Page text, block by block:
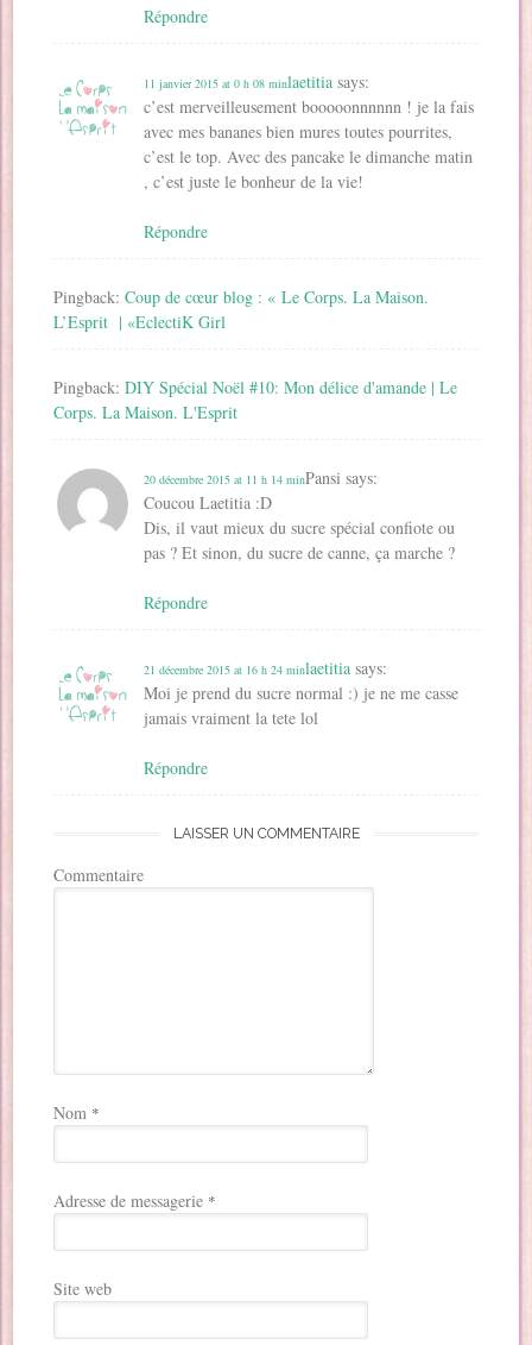
Répondre
laetitia says:
11 janvier 2015 at 0 h 08 min
c’est merveilleusement booooonnnnnn ! je la fais
avec mes bananes bien mures toutes pourrites,
c’est le top. Avec des pancake le dimanche matin
, c’est juste le bonheur de la vie!
Répondre
Pingback:Coup de cœur blog : « Le Corps. La Maison.
L’Esprit | «EclectiK Girl
Pingback:DIY Spécial Noël #10: Mon délice d'amande | Le
Corps. La Maison. L'Esprit
Pansi says:
20 décembre 2015 at 11 h 14 min
Coucou Laetitia :D
Dis, il vaut mieux du sucre spécial confiote ou
pas ? Et sinon, du sucre de canne, ça marche ?
Répondre
laetitia says:
21 décembre 2015 at 16 h 24 min
Moi je prend du sucre normal :) je ne me casse
jamais vraiment la tete lol
Répondre
LAISSER UN COMMENTAIRE
Commentaire
Nom *
Adresse de messagerie *
Site web